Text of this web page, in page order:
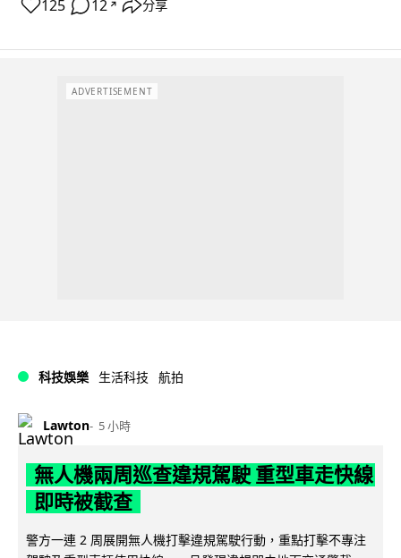
125 12 ↗ 分享
ADVERTISEMENT
科技娛樂 生活科技 航拍
Lawton 5 小時
無人機兩周巡查違規駕駛 重型車走快線
即時被截查
警方一連 2 周展開無人機打擊違規駕駛行動，重點打擊不專注